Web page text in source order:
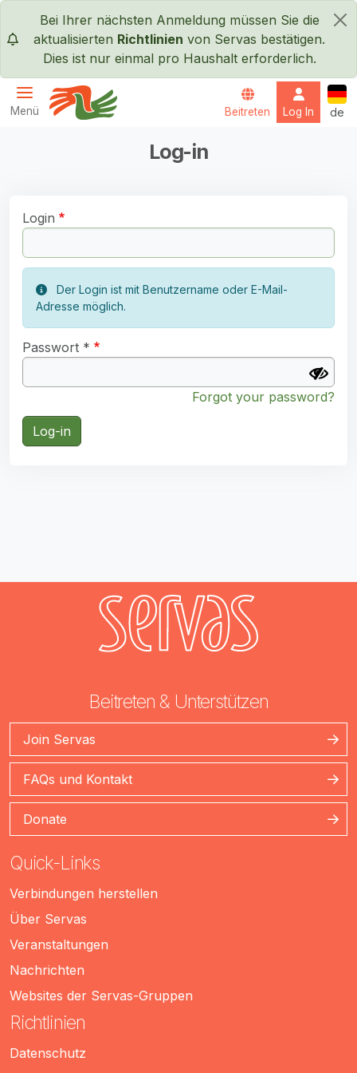
Direkt zum Inhalt
×
Bei Ihrer nächsten Anmeldung müssen Sie die
aktualisierten Richtlinien von Servas bestätigen.
Dies ist nur einmal pro Haushalt erforderlich.
Menü Beitreten Log In de
Log-in
Login
Der Login ist mit Benutzername oder E-Mail-
Adresse möglich.
Passwort *
Forgot your password?
Log-in
Beitreten & Unterstützen
Join Servas
FAQs und Kontakt
Donate
Quick-Links
Verbindungen herstellen
Über Servas
Veranstaltungen
Nachrichten
Websites der Servas-Gruppen
Richtlinien
Datenschutz